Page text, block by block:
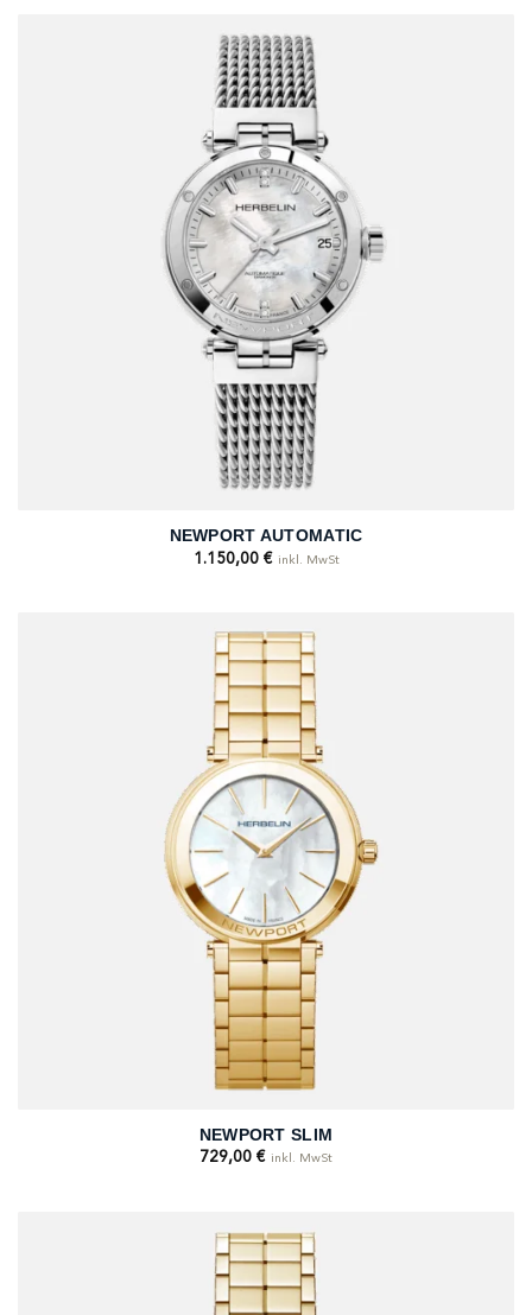
NEWPORT AUTOMATIC
1.150,00 € inkl. MwSt
NEWPORT SLIM
729,00 € inkl. MwSt